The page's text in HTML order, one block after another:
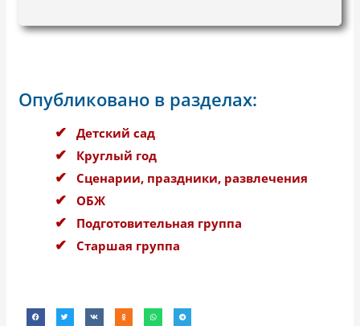
Опубликовано в разделах:
Детский сад
Круглый год
Сценарии, праздники, развлечения
ОБЖ
Подготовительная группа
Старшая группа